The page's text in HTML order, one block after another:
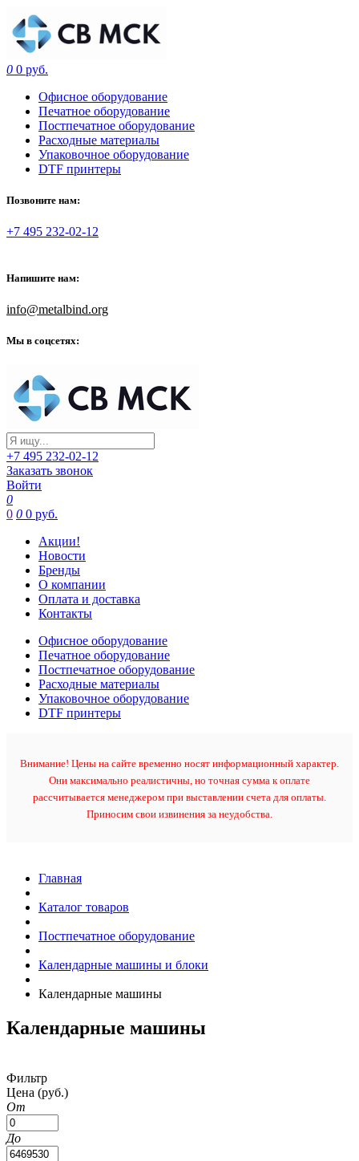
0 0 руб.
Офисное оборудование
Печатное оборудование
Постпечатное оборудование
Расходные материалы
Упаковочное оборудование
DTF принтеры
Позвоните нам:
+7 495 232-02-12
Напишите нам:
info@metalbind.org
Мы в соцсетях:
+7 495 232-02-12
Заказать звонок
Войти
0
0 0 0 руб.
Акции!
Новости
Бренды
О компании
Оплата и доставка
Контакты
Офисное оборудование
Печатное оборудование
Постпечатное оборудование
Расходные материалы
Упаковочное оборудование
DTF принтеры
Внимание! Цены на сайте временно носят информационный характер.
Они максимально реалистичны, но точная сумма к оплате
рассчитывается менеджером при выставлении счета для оплаты.
Приносим свои извинения за неудобства.
Главная
Каталог товаров
Постпечатное оборудование
Календарные машины и блоки
Календарные машины
Календарные машины
Фильтр
Цена (руб.)
От
До